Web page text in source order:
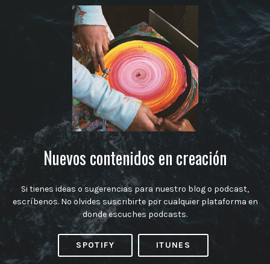
Nuevos contenidos en creación
Si tienes ideas o sugerencias para nuestro blog o podcast,
escríbenos. No olvides suscribirte por cualquier plataforma en
donde escuches podcasts.
SPOTIFY ITUNES